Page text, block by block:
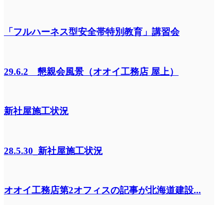
「フルハーネス型安全帯特別教育」講習会
29.6.2 懇親会風景（オオイ工務店 屋上）
新社屋施工状況
28.5.30_新社屋施工状況
オオイ工務店第2オフィスの記事が北海道建設...